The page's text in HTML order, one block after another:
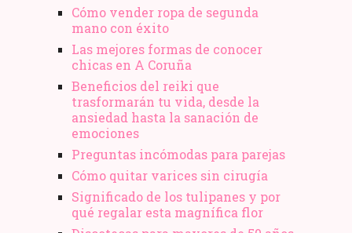
Cómo vender ropa de segunda
mano​ con éxito
Las mejores formas de conocer
chicas en A Coruña
Beneficios del reiki que
trasformarán tu vida, desde la
ansiedad hasta la sanación de
emociones
Preguntas incómodas para parejas
Cómo quitar varices sin cirugía
Significado de los tulipanes y por
qué regalar esta magnífica flor